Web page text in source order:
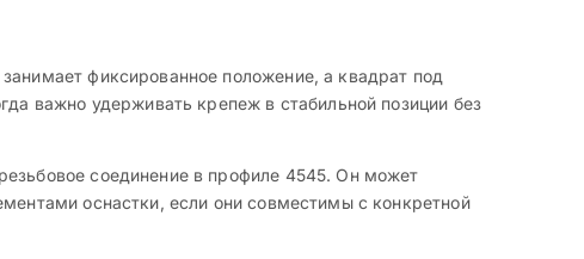
фиксированное положение, а квадрат под
важно удерживать крепеж в стабильной позиции без
соединение в профиле 4545. Он может
оснастки, если они совместимы с конкретной